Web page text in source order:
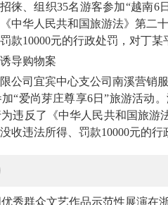
徕、组织35名游客参加“越南6
中华人民共和国旅游法》第二
款10000元的行政处罚，对丁某
导购物案
司宜宾中心支公司南溪营销
“爱尚芽庄尊享6日”旅游活动
违反了《中华人民共和国旅游
收违法所得、罚款10000元的行
秀群众文艺作品示范性展演在